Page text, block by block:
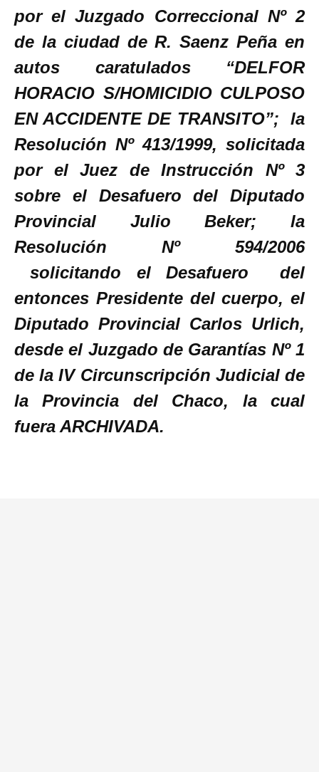
por el Juzgado Correccional Nº 2
de la ciudad de R. Saenz Peña en
autos caratulados “DELFOR
HORACIO S/HOMICIDIO CULPOSO
EN ACCIDENTE DE TRANSITO”; la
Resolución Nº 413/1999, solicitada
por el Juez de Instrucción Nº 3
sobre el Desafuero del Diputado
Provincial Julio Beker; la
Resolución Nº 594/2006
solicitando el Desafuero del
entonces Presidente del cuerpo, el
Diputado Provincial Carlos Urlich,
desde el Juzgado de Garantías Nº 1
de la IV Circunscripción Judicial de
la Provincia del Chaco, la cual
fuera ARCHIVADA.